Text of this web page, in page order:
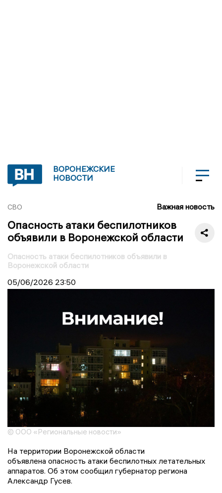
ВОРОНЕЖСКИЕ
НОВОСТИ
СВО Важная новость
Опасность атаки беспилотников
объявили в Воронежской области
Опасность атаки беспилотников объявили в
Воронежской области
05/06/2026 23:50
© ООО «Региональные новости»
На территории Воронежской области
объявлена опасность атаки беспилотных летательных
аппаратов. Об этом сообщил губернатор региона
Александр Гусев.